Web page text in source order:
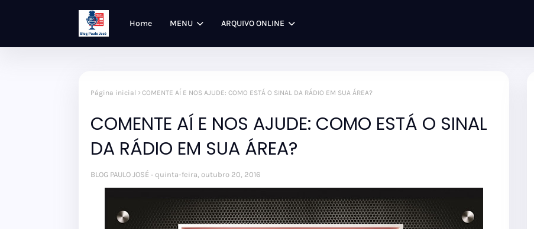
Home MENU ARQUIVO ONLINE
Página inicial COMENTE AÍ E NOS AJUDE: COMO ESTÁ O SINAL DA RÁDIO EM SUA ÁREA?
COMENTE AÍ E NOS AJUDE: COMO ESTÁ O SINAL
DA RÁDIO EM SUA ÁREA?
BLOG PAULO JOSÉ quinta-feira, outubro 20, 2016